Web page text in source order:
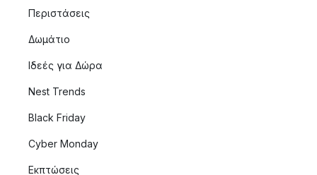
Περιστάσεις
Δωμάτιο
Ιδεές για Δώρα
Nest Trends
Black Friday
Cyber Monday
Εκπτώσεις